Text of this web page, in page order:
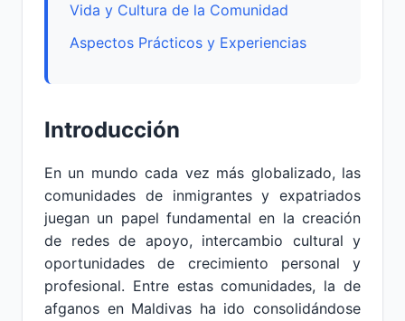
Vida y Cultura de la Comunidad
Aspectos Prácticos y Experiencias
Introducción
En un mundo cada vez más globalizado, las
comunidades de inmigrantes y expatriados
juegan un papel fundamental en la creación
de redes de apoyo, intercambio cultural y
oportunidades de crecimiento personal y
profesional. Entre estas comunidades, la de
afganos en Maldivas ha ido consolidándose